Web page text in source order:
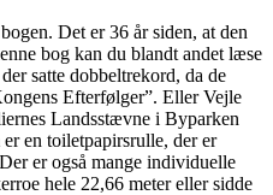
Det er 36 år siden, at den
bog kan du blandt andet læse
satte dobbeltrekord, da de
Efterfølger”. Eller Vejle
Landsstævne i Byparken
en toiletpapirsrulle, der er
er også mange individuelle
hele 22,66 meter eller sidde